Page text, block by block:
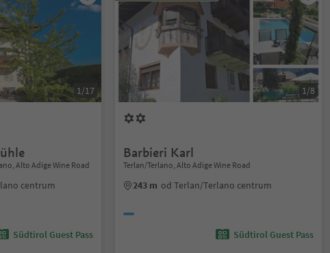
1/17
Alto Adige Wine Road
centrum
Südtirol Guest Pass
1/8
Barbieri Karl
Terlan/Terlano, Alto Adige Wine Road
243 m od Terlan/Terlano centrum
Südtirol Guest Pass